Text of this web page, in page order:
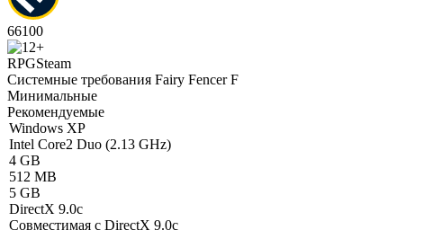
66100
RPGSteam
Системные требования Fairy Fencer F
Минимальные
Рекомендуемые
Windows XP
Intel Core2 Duo (2.13 GHz)
4 GB
512 MB
5 GB
DirectX 9.0c
Совместимая с DirectX 9.0c